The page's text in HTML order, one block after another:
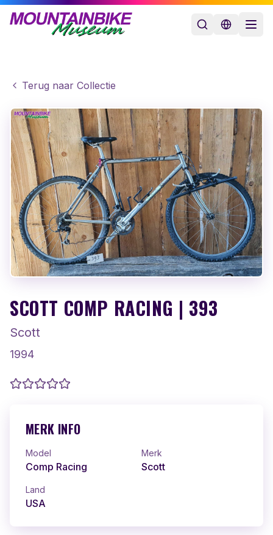
Terug naar Collectie
SCOTT COMP RACING | 393
Scott
1994
MERK INFO
Model
Comp Racing
Merk
Scott
Land
USA